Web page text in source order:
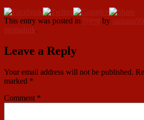
This entry was posted in ত্রিপুরা by santanu99
permalink.
Leave a Reply
Your email address will not be published.
marked *
Comment *